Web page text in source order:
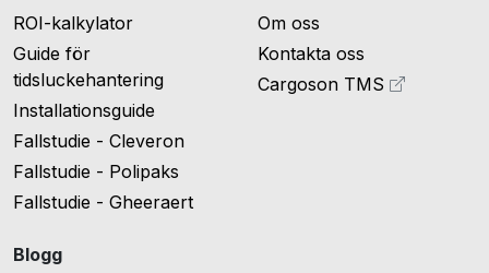
ROI-kalkylator
Guide för
tidsluckehantering
Installationsguide
Fallstudie - Cleveron
Fallstudie - Polipaks
Fallstudie - Gheeraert
Blogg
Om oss
Kontakta oss
Cargoson TMS